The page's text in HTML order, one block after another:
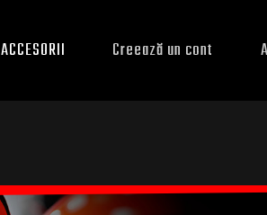
ACCESORII Creează un cont